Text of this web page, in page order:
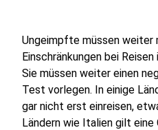
Ungeimpfte müssen weiter
Einschränkungen bei
Sie müssen weiter einen
Test vorlegen. In einige
gar nicht erst einreisen,
Ländern wie Italien gilt